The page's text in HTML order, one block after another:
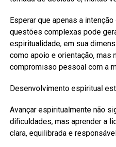
Esperar que apenas a
questões complexas pode
espiritualidade, em sua
como apoio e orientação, mas
compromisso pessoal com a
Desenvolvimento espiritual
Avançar espiritualmente não
dificuldades, mas aprender a
clara, equilibrada e